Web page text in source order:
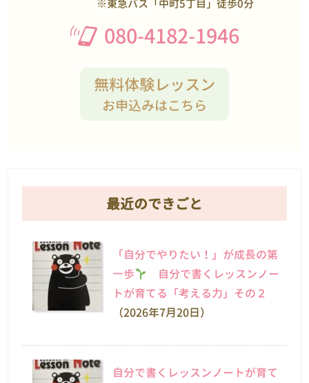
※東急バス「中町5丁目」徒歩0分
080-4182-1946
無料体験レッスン
お申込みはこちら
最近のできごと
「自分でやりたい！」が成長の第
一歩
自分で書くレッスンノー
トが育てる「考える力」その２
（2026年7月20日）
自分で書くレッスンノートが育て